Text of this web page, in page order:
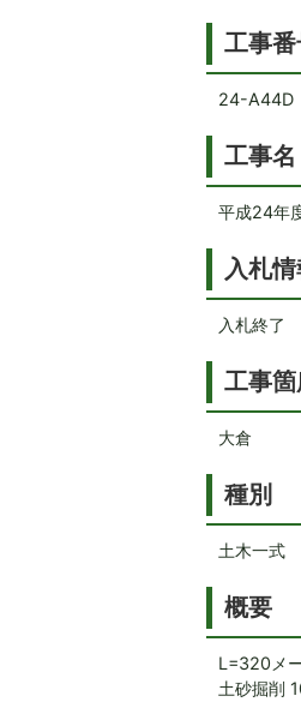
工事
24-A44D
工事名
平成24年
入札
入札終了
工事
大倉
種別
土木一式
概要
L=320メ
土砂掘削